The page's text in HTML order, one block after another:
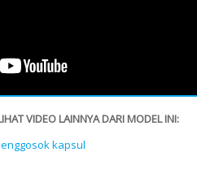
VIDEO LAINNYA DARI MODEL INI:
kapsul